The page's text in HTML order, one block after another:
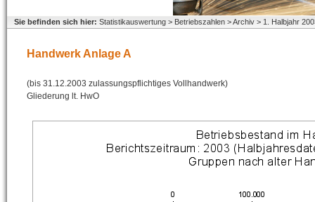
Sie befinden sich hier: Statistikauswertung > Betriebszahlen > Archiv > 1. Halbjahr
Handwerk Anlage A
(bis 31.12.2003 zulassungspflichtiges Vollhandwerk)
Gliederung lt. HwO